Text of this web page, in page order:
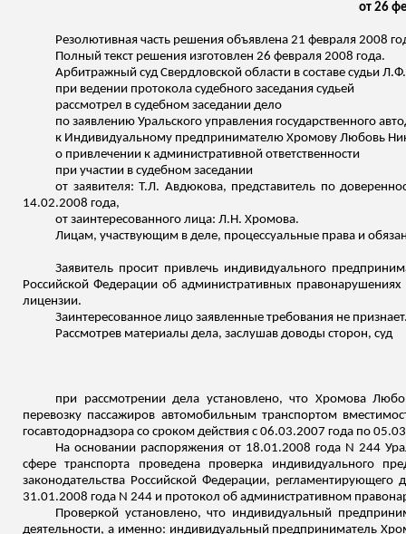
от 26
Резолютивная часть решения объявлена 21 февраля 2008
Полный текст решения изготовлен 26 февраля 2008 года.
Арбитражный суд Свердловской области в составе судьи
при ведении протокола судебного заседания судьей
рассмотрел в судебном заседании дело
по заявлению Уральского управления государственного
к Индивидуальному предпринимателю Хромову Любовь
о привлечении к административной ответственности
при участии в судебном заседании
от заявителя: Т.Л. Авдюкова, представитель по
14.02.2008 года,
от заинтересованного лица: Л.Н. Хромова.
Лицам, участвующим в деле, процессуальные права и
Заявитель просит привлечь индивидуального
Российской Федерации об административных
лицензии.
Заинтересованное лицо заявленные требования не
Рассмотрев материалы дела, заслушав доводы сторон, суд
при рассмотрении дела установлено, что Хромова
перевозку пассажиров автомобильным транспортом
госавтодорнадзора со сроком действия с 06.03.2007 года по
На основании распоряжения от 18.01.2008 года N 244
сфере транспорта проведена проверка индивидуального
законодательства Российской Федерации,
31.01.2008 года N 244 и протокол об административном
Проверкой установлено, что индивидуальный
деятельности, а именно: индивидуальный предприниматель